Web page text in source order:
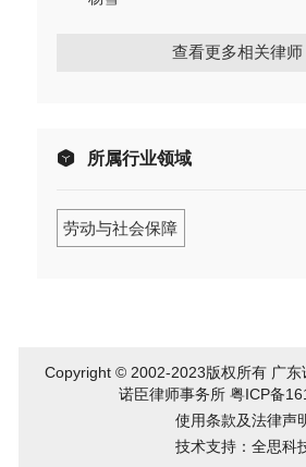
查看更多相关律师
所属行业领域
劳动与社会保障
Copyright © 2002-2023版权所有 广东
诺臣律师事务所 粤ICP备
使用条款及法律声
技术支持：全思科